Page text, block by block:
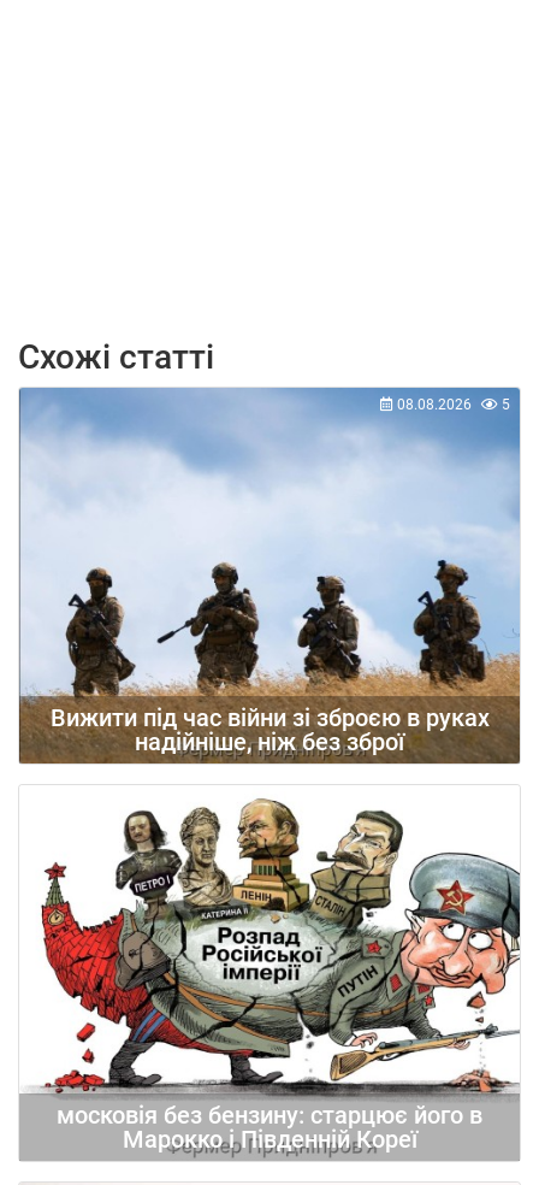
Схожі статті
Вижити під час війни зі зброєю в руках
надійніше, ніж без зброї
08.08.2026 5
московія без бензину: старцює його в
Марокко і Південній Кореї